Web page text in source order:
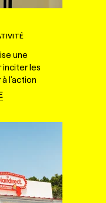
une
les
à l'action